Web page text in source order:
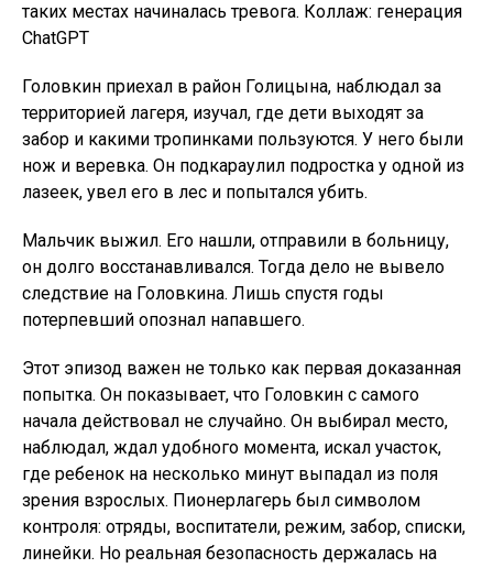
таких местах начиналась тревога. Коллаж: генерация
ChatGPT
Головкин приехал в район Голицына, наблюдал за
территорией лагеря, изучал, где дети выходят за
забор и какими тропинками пользуются. У него были
нож и веревка. Он подкараулил подростка у одной из
лазеек, увел его в лес и попытался убить.
Мальчик выжил. Его нашли, отправили в больницу,
он долго восстанавливался. Тогда дело не вывело
следствие на Головкина. Лишь спустя годы
потерпевший опознал напавшего.
Этот эпизод важен не только как первая доказанная
попытка. Он показывает, что Головкин с самого
начала действовал не случайно. Он выбирал место,
наблюдал, ждал удобного момента, искал участок,
где ребенок на несколько минут выпадал из поля
зрения взрослых. Пионерлагерь был символом
контроля: отряды, воспитатели, режим, забор, списки,
линейки. Но реальная безопасность держалась на